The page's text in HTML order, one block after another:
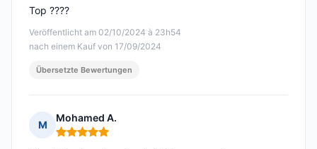
Veröffentlicht am 02/10/2024 à 23h54
nach einem Kauf von 17/09/2024
Top ????
Übersetzte Bewertungen
M
Mohamed A.
Hinweis: 5 von 5